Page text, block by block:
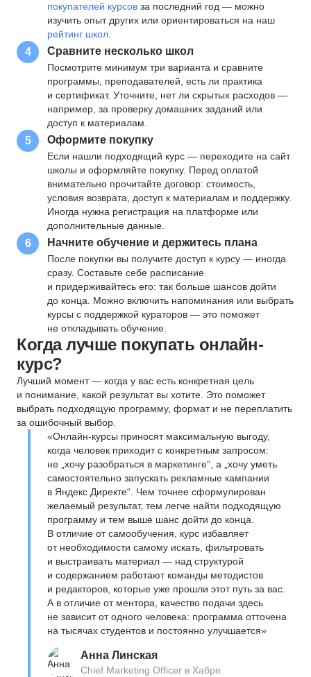
покупателей курсов за последний год — можно
изучить опыт других или ориентироваться на наш
рейтинг школ
4 Сравните несколько школ
Посмотрите минимум три варианта и сравните
программы, преподавателей, есть ли практика
и сертификат. Уточните, нет ли скрытых расходов —
например, за проверку домашних заданий или
доступ к материалам.
5 Оформите покупку
Если нашли подходящий курс — переходите на сайт
школы и оформляйте покупку. Перед оплатой
внимательно прочитайте договор: стоимость,
условия возврата, доступ к материалам и поддержку.
Иногда нужна регистрация на платформе или
дополнительные данные.
6 Начните обучение и держитесь плана
После покупки вы получите доступ к курсу — иногда
сразу. Составьте себе расписание
и придерживайтесь его: так больше шансов дойти
до конца. Можно включить напоминания или выбрать
курсы с поддержкой кураторов — это поможет
не откладывать обучение.
Когда лучше покупать онлайн-
курс?
Лучший момент — когда у вас есть конкретная цель
и понимание, какой результат вы хотите. Это поможет
выбрать подходящую программу, формат и не переплатить
за ошибочный выбор.
«Онлайн-курсы приносят максимальную выгоду,
когда человек приходит с конкретным запросом:
не „хочу разобраться в маркетинге“, а „хочу уметь
самостоятельно запускать рекламные кампании
в Яндекс Директе“. Чем точнее сформулирован
желаемый результат, тем легче найти подходящую
программу и тем выше шанс дойти до конца.
В отличие от самообучения, курс избавляет
от необходимости самому искать, фильтровать
и выстраивать материал — над структурой
и содержанием работают команды методистов
и редакторов, которые уже прошли этот путь за вас.
А в отличие от ментора, качество подачи здесь
не зависит от одного человека: программа отточена
на тысячах студентов и постоянно улучшается»
Анна Линская
Chief Marketing Officer в Хабре